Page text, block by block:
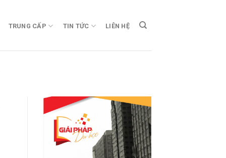
TRUNG CẤP TIN TỨC LIÊN HỆ